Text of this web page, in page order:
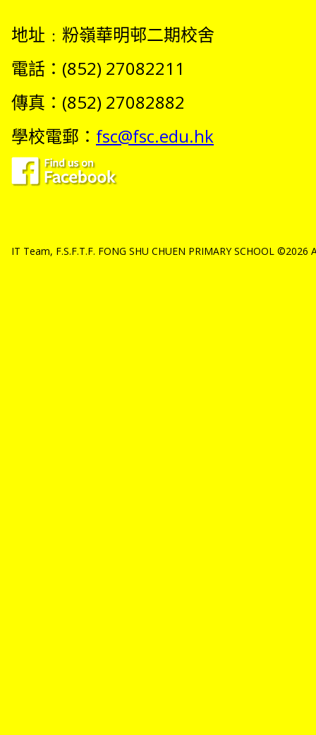
地址﹕粉嶺華明邨二期校舍
電話：(852) 27082211
傳真：(852) 27082882
學校電郵： fsc@fsc.edu.hk
IT Team, F.S.F.T.F. FONG SHU CHUEN PRIMARY SCHOOL ©2026